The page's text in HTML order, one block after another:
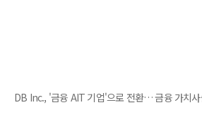
DB Inc., '금융 AIT 기업'으로 전환… 금융 가치사